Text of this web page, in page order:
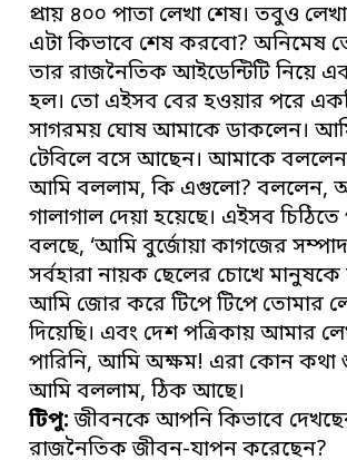
প্রায় ৪০০ পাতা লেখা শেষ। তবুও
এটা কিভাবে শেষ করবো? অনিমেষ
তার রাজনৈতিক আইডেন্টিটি নিয়ে
হল। তো এইসব বের হওয়ার পরে
সাগরময় ঘোষ আমাকে ডাকলেন।
টেবিলে বসে আছেন। আমাকে
আমি বললাম, কি এগুলো? বললেন,
গালাগাল দেয়া হয়েছে। এইসব
বলছে, ‘আমি বুর্জোয়া কাগজের
সর্বহারা নায়ক ছেলের চোখে মানুষকে
আমি জোর করে টিপে টিপে তোমার
দিয়েছি। এবং দেশ পত্রিকায় আমার
পারিনি, আমি অক্ষম! এরা কোন কথা
আমি বললাম, ঠিক আছে।
টিপু: জীবনকে আপনি কিভাবে
রাজনৈতিক জীবন-যাপন করেছেন?